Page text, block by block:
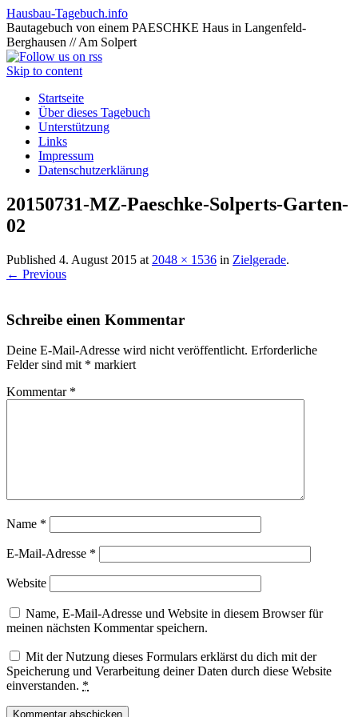
Hausbau-Tagebuch.info
Bautagebuch von einem PAESCHKE Haus in Langenfeld-
Berghausen // Am Solpert
Skip to content
Startseite
Über dieses Tagebuch
Unterstützung
Links
Impressum
Datenschutzerklärung
20150731-MZ-Paeschke-Solperts-Garten-
02
Published 4. August 2015 at 2048 × 1536 in Zielgerade.
← Previous
Schreibe einen Kommentar
Deine E-Mail-Adresse wird nicht veröffentlicht. Erforderliche
Felder sind mit * markiert
Kommentar *
Name *
E-Mail-Adresse *
Website
Name, E-Mail-Adresse und Website in diesem Browser für
meinen nächsten Kommentar speichern.
Mit der Nutzung dieses Formulars erklärst du dich mit der
Speicherung und Verarbeitung deiner Daten durch diese Website
einverstanden. *